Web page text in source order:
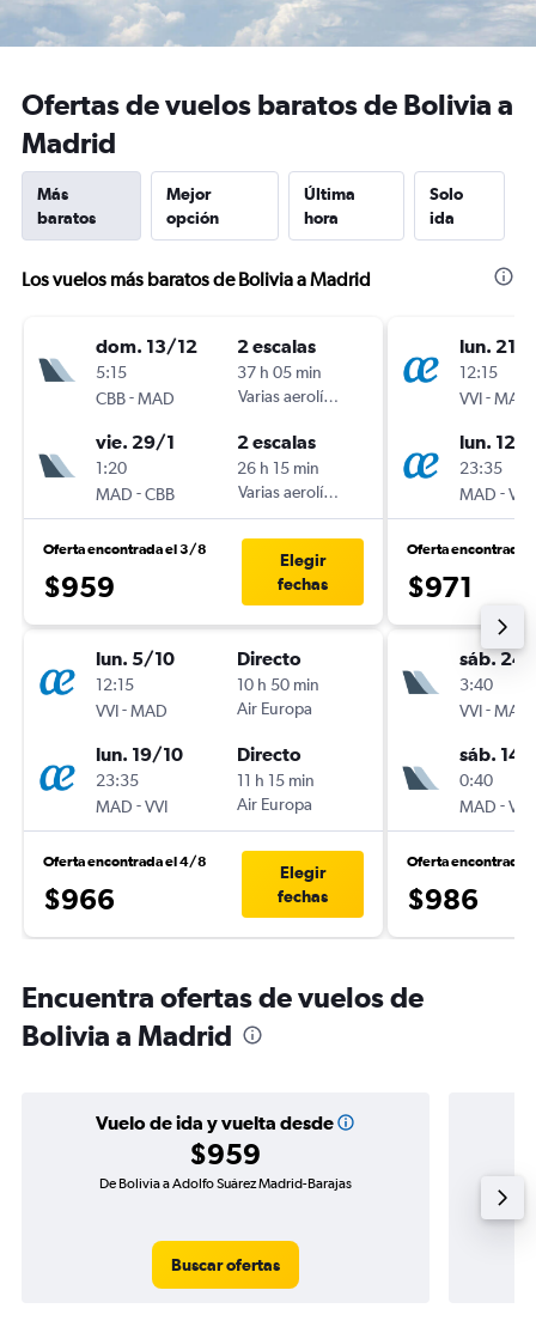
Ofertas de vuelos baratos de Bolivia a
Madrid
Más
baratos
Mejor
opción
Última
hora
Solo
ida
Los vuelos más baratos de Bolivia a Madrid
dom. 13/12
5:15
CBB-MAD
2 escalas
37 h 05 min
Varias aerolíneas
vie. 29/1
1:20
MAD -CBB
2 escalas
26 h 15 min
Varias aerolíneas
Oferta encontrada el 3/8
$959
Elegir
fechas
lun. 5/10
12:15
VVI-MAD
Directo
10 h 50 min
Air Europa
lun. 19/10
23:35
MAD -VVI
Directo
11 h 15 min
Air Europa
Oferta encontrada el 4/8
$966
Elegir
fechas
lun. 21/
12:15
VVI-MAD
lun. 12/
23:35
MAD -VVI
Oferta encontrada
$971
sáb.
3:40
VVI-MAD
sáb. 14/
0:40
MAD -VVI
Oferta encontrada
$986
Encuentra ofertas de vuelos de
Bolivia a Madrid
Vuelo de ida y vuelta desde
$959
De Bolivia a Adolfo Suárez Madrid-Barajas
Buscar ofertas